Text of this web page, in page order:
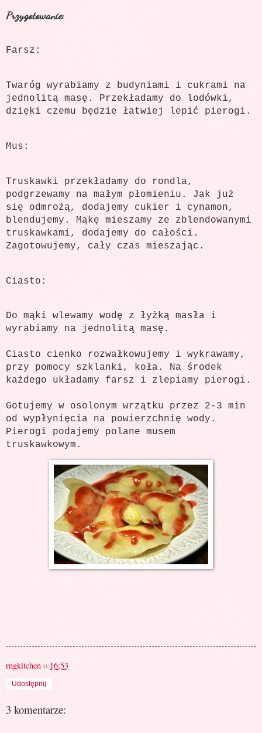
Przygotowanie:
Farsz:
Twaróg wyrabiamy z budyniami i cukrami na
jednolitą masę. Przekładamy do lodówki,
dzięki czemu będzie łatwiej lepić pierogi.
Mus:
Truskawki przekładamy do rondla,
podgrzewamy na małym płomieniu. Jak już
się odmrożą, dodajemy cukier i cynamon,
blendujemy. Mąkę mieszamy ze zblendowanymi
truskawkami, dodajemy do całości.
Zagotowujemy, cały czas mieszając.
Ciasto:
Do mąki wlewamy wodę z łyżką masła i
wyrabiamy na jednolitą masę.
Ciasto cienko rozwałkowujemy i wykrawamy,
przy pomocy szklanki, koła. Na środek
każdego układamy farsz i zlepiamy pierogi.
Gotujemy w osolonym wrzątku przez 2-3 min
od wypłynięcia na powierzchnię wody.
Pierogi podajemy polane musem
truskawkowym.
rngkitchen o 16:53
Udostępnij
3 komentarze: